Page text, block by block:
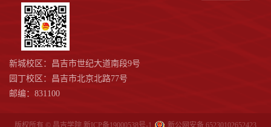
新城校区：昌吉市世纪大道南段9号
园丁校区：昌吉市北京北路77号
邮编：831100
版权所有 © 昌吉学院 新ICP备19000538号-1 新公网安备 65230102652423